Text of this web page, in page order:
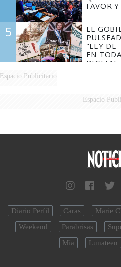
FAVOR
5
EL
"LEY DE
EN
DIGITAL
Espacio Publicitario
Espacio
Diario Perfil Caras Marie
Weekend
Parabrisas
Mía
Lunateen